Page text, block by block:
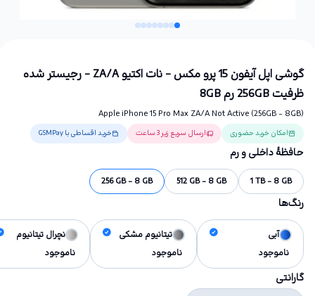
گوشی اپل آیفون 15 پرو مکس - نات اکتیو ZA/A - رجیستر شده
ظرفیت 256GB رم 8GB
Apple iPhone 15 Pro Max ZA/A Not Active (256GB - 8GB)
امکان خرید حضوری ارسال سریع زیر 3 ساعت خرید اقساطی با GSMPay
حافظهٔ داخلی و رم
1 TB - 8 GB
512 GB - 8 GB
256 GB - 8 GB
رنگ‌ها
آبی
ناموجود
تیتانیوم مشکی
ناموجود
نچرال تیتانیوم
ناموجود
گارانتی